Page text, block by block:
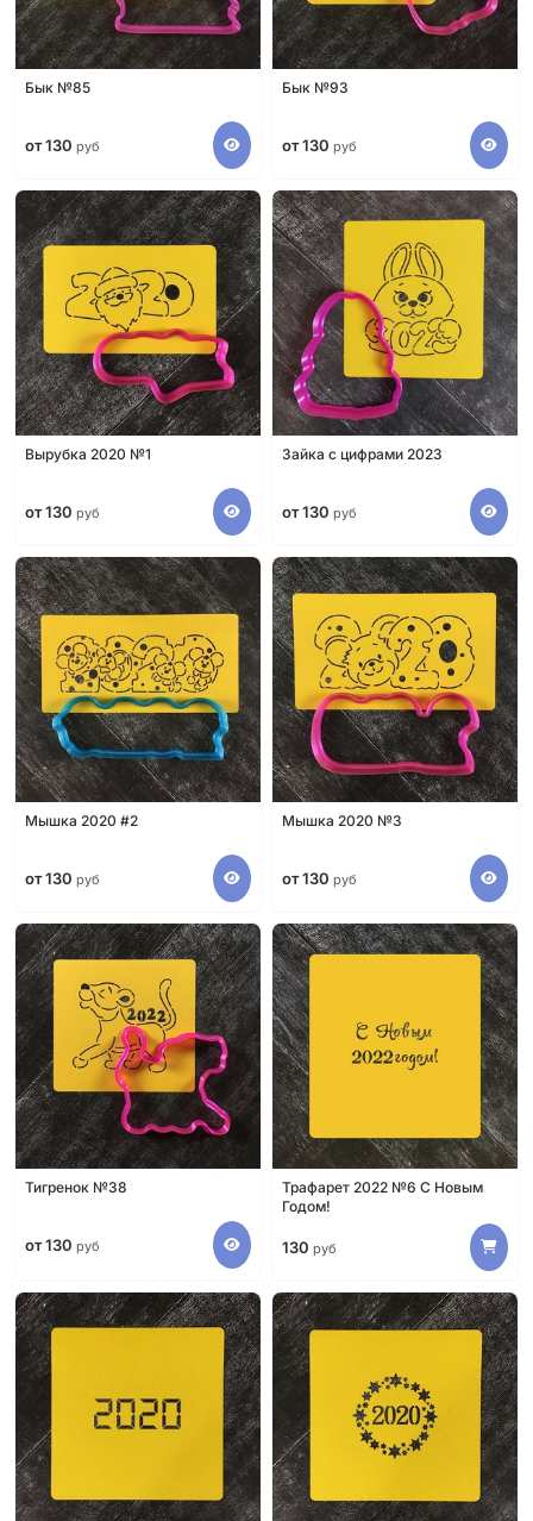
Бык №85
от 130 руб
Бык №93
от 130 руб
Вырубка 2020 №1
от 130 руб
Зайка с цифрами 2023
от 130 руб
Мышка 2020 #2
от 130 руб
Мышка 2020 №3
от 130 руб
Тигренок №38
от 130 руб
Трафарет 2022 №6 С Новым
Годом!
130 руб